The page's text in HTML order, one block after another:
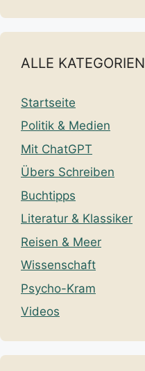
ALLE KATEGORIEN
Startseite
Politik & Medien
Mit ChatGPT
Übers Schreiben
Buchtipps
Literatur & Klassiker
Reisen & Meer
Wissenschaft
Psycho-Kram
Videos